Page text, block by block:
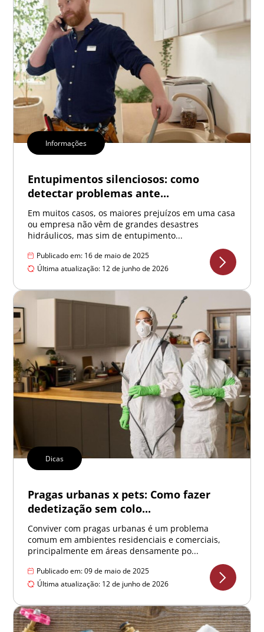
Informações
Entupimentos silenciosos: como
detectar problemas ante...
Em muitos casos, os maiores prejuízos em uma casa
ou empresa não vêm de grandes desastres
hidráulicos, mas sim de entupimento...
Publicado em: 16 de maio de 2025
Última atualização: 12 de junho de 2026
Dicas
Pragas urbanas x pets: Como fazer
dedetização sem colo...
Conviver com pragas urbanas é um problema
comum em ambientes residenciais e comerciais,
principalmente em áreas densamente po...
Publicado em: 09 de maio de 2025
Última atualização: 12 de junho de 2026